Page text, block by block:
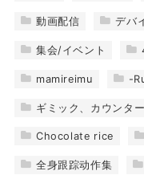
動画配信 デバ
集会/イベント
mamireimu -
ギミック、カウンタ
Chocolate rice
全身跟踪动作集